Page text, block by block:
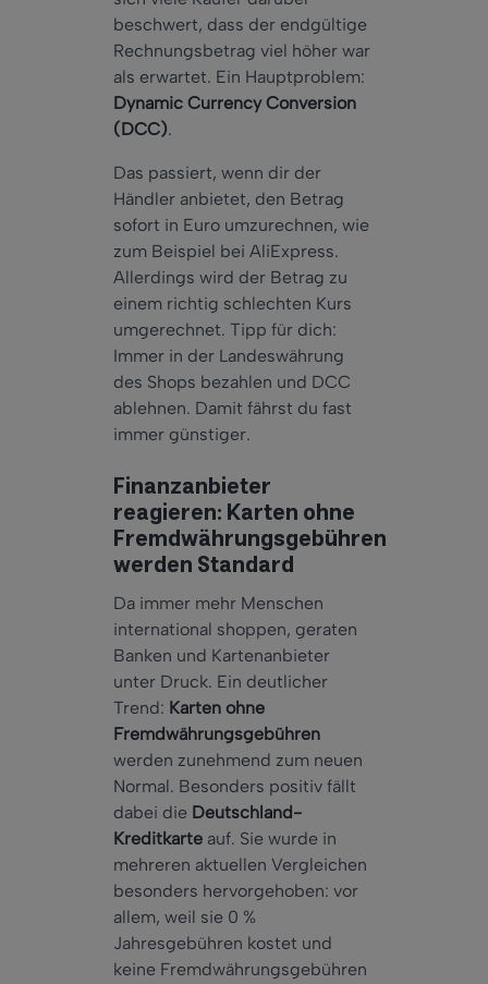
beschwert, dass der endgültige
Rechnungsbetrag viel höher war
als erwartet. Ein Hauptproblem:
Dynamic Currency Conversion
(DCC).
Das passiert, wenn dir der
Händler anbietet, den Betrag
sofort in Euro umzurechnen, wie
zum Beispiel bei AliExpress.
Allerdings wird der Betrag zu
einem richtig schlechten Kurs
umgerechnet. Tipp für dich:
Immer in der Landeswährung
des Shops bezahlen und DCC
ablehnen. Damit fährst du fast
immer günstiger.
Finanzanbieter
reagieren: Karten ohne
Fremdwährungsgebühren
werden Standard
Da immer mehr Menschen
international shoppen, geraten
Banken und Kartenanbieter
unter Druck. Ein deutlicher
Trend: Karten ohne
Fremdwährungsgebühren
werden zunehmend zum neuen
Normal. Besonders positiv fällt
dabei die Deutschland-
Kreditkarte auf. Sie wurde in
mehreren aktuellen Vergleichen
besonders hervorgehoben: vor
allem, weil sie 0 %
Jahresgebühren kostet und
keine Fremdwährungsgebühren